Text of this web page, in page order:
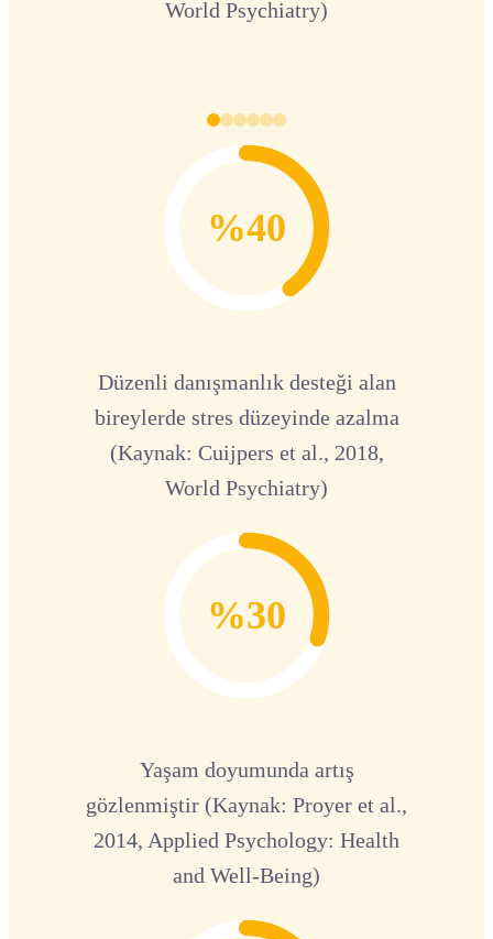
World Psychiatry)
%40
Düzenli danışmanlık desteği alan
bireylerde stres düzeyinde azalma
(Kaynak: Cuijpers et al., 2018,
World Psychiatry)
%30
Yaşam doyumunda artış
gözlenmiştir (Kaynak: Proyer et al.,
2014, Applied Psychology: Health
and Well-Being)